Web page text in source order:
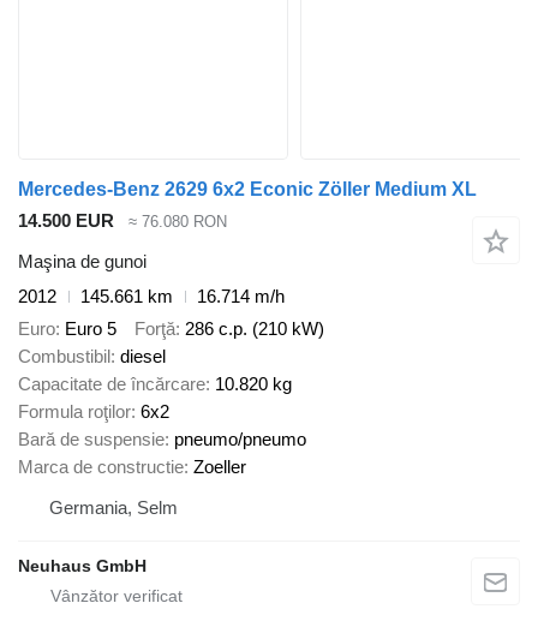
Mercedes-Benz 2629 6x2 Econic Zöller Medium XL
14.500 EUR
≈ 76.080 RON
Maşina de gunoi
2012
145.661 km
16.714 m/h
Euro Euro 5 Forţă 286 c.p. (210 kW)
Combustibil diesel
Capacitate de încărcare 10.820 kg
Formula roţilor 6x2
Bară de suspensie pneumo/pneumo
Marca de constructie Zoeller
Germania, Selm
Neuhaus GmbH